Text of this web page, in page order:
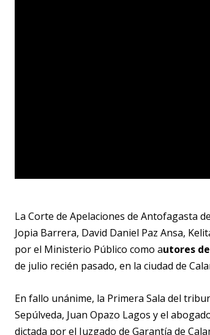
La Corte de Apelaciones de Antofagasta
Jopia Barrera, David Daniel Paz Ansa,
por el Ministerio Público como autores
de julio recién pasado, en la ciudad de
En fallo unánime, la Primera Sala del
Sepúlveda, Juan Opazo Lagos y el
dictada por el Juzgado de Garantía de